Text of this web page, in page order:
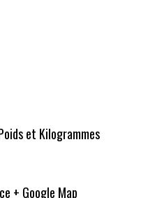
et Kilogrammes
+ Google Map